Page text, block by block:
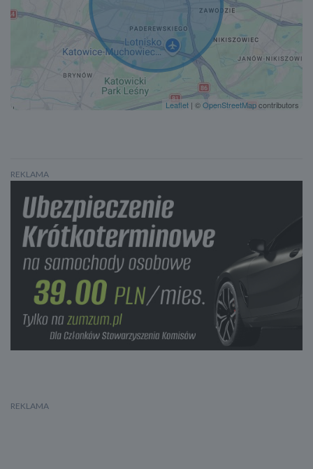
Leaflet | ©OpenStreetMapcontributors
REKLAMA